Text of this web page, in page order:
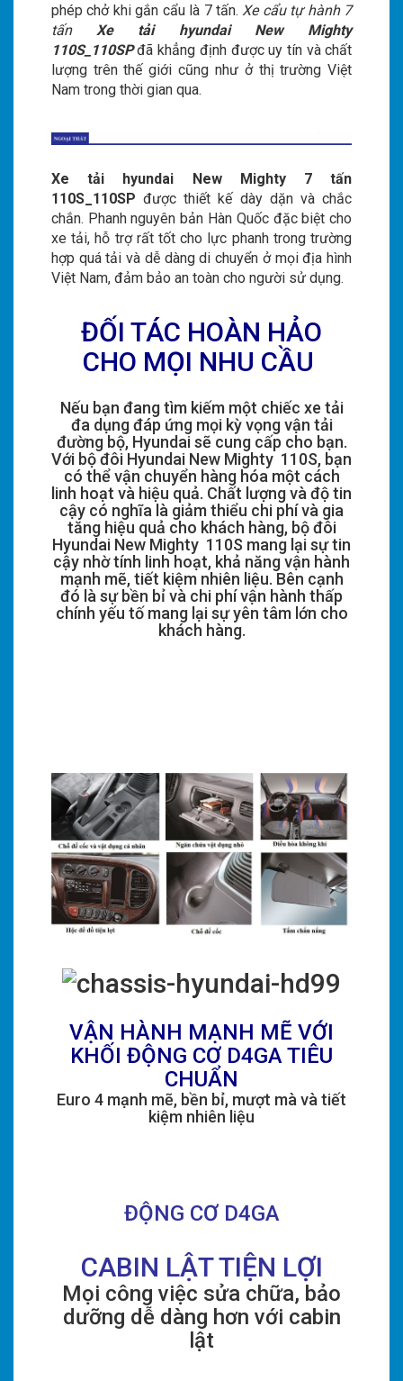
phép chở khi gắn cẩu là 7 tấn. Xe cẩu tự hành 7
tấn
Xe tải hyundai New Mighty
110S_110SPđã khẳng định được uy tín và chất
lượng trên thế giới cũng như ở thị trường Việt
Nam trong thời gian qua.
Xe tải hyundai New Mighty 7 tấn
110S_110SP được thiết kế dày dặn và chắc
chắn. Phanh nguyên bản Hàn Quốc đặc biệt cho
xe tải, hỗ trợ rất tốt cho lực phanh trong trường
hợp quá tải và dễ dàng di chuyển ở mọi địa hình
Việt Nam, đảm bảo an toàn cho người sử dụng.
ĐỐI TÁC HOÀN HẢO
CHO MỌI NHU CẦU
Nếu bạn đang tìm kiếm một chiếc xe tải
đa dụng đáp ứng mọi kỳ vọng vận tải
đường bộ, Hyundai sẽ cung cấp cho bạn.
Với bộ đôi Hyundai New Mighty 110S, bạn
có thể vận chuyển hàng hóa một cách
linh hoạt và hiệu quả. Chất lượng và độ tin
cậy có nghĩa là giảm thiểu chi phí và gia
tăng hiệu quả cho khách hàng, bộ đôi
Hyundai New Mighty 110S mang lại sự tin
cậy nhờ tính linh hoạt, khả năng vận hành
mạnh mẽ, tiết kiệm nhiên liệu. Bên cạnh
đó là sự bền bỉ và chi phí vận hành thấp
chính yếu tố mang lại sự yên tâm lớn cho
khách hàng.
VẬN HÀNH MẠNH MẼ VỚI
KHỐI ĐỘNG CƠ D4GA TIÊU
CHUẨN
Euro 4 mạnh mẽ, bền bỉ, mượt mà và tiết
kiệm nhiên liệu
ĐỘNG CƠ D4GA
CABIN LẬT TIỆN LỢI
Mọi công việc sửa chữa, bảo
dưỡng dễ dàng hơn với cabin
lật